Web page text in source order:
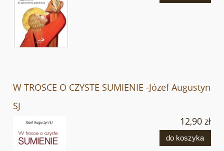
W TROSCE O CZYSTE SUMIENIE -Józef Augustyn
SJ
12,90 zł
do koszyka